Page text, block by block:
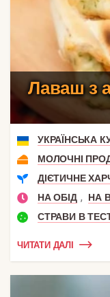
Лаваш з
УКРАЇНСЬКА
МОЛОЧНІ
ДІЄТИЧНЕ
НА ОБІД , НА
СТРАВИ В
ЧИТАТИ ДАЛІ